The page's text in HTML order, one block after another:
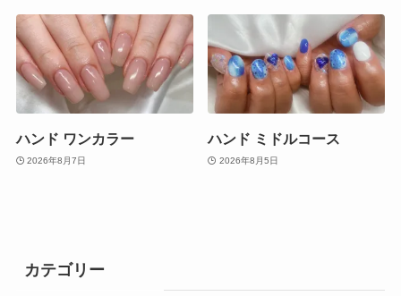
ハンド ワンカラー
2026年8月7日
ハンド ミドルコース
2026年8月5日
カテゴリー